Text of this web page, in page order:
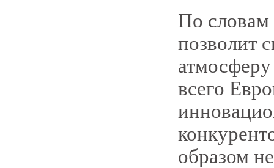
По словам
позволит
всего
образом